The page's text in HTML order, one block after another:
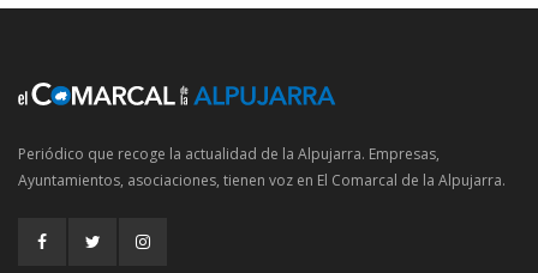
Periódico que recoge la actualidad de la Alpujarra. Empresas,
Ayuntamientos, asociaciones, tienen voz en El Comarcal de la Alpujarra.